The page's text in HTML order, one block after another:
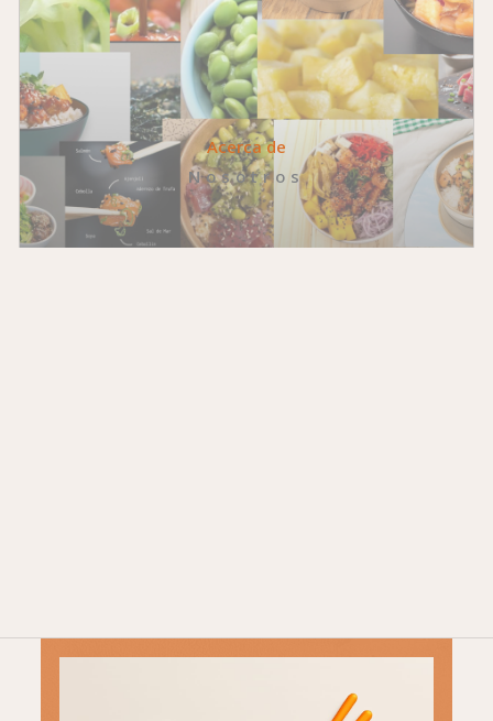
Acerca de
Nosotros